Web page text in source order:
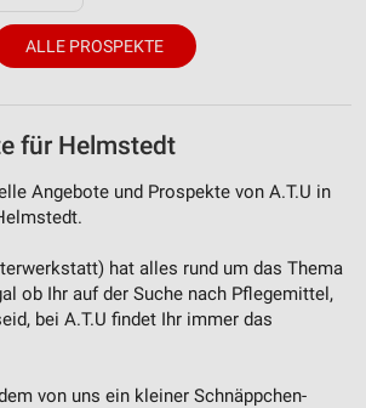
ALLE PROSPEKTE
für Helmstedt
Angebote und Prospekte von A.T.U in
hat alles rund um das Thema
ob Ihr auf der Suche nach Pflegemittel,
bei A.T.U findet Ihr immer das
von uns ein kleiner Schnäppchen-